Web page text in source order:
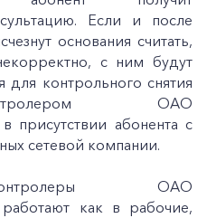
Если и после
основания считать,
с ним будут
для контрольного снятия
ОАО
присутствии абонента с
сетевой компании.
ОАО
работают как в рабочие,